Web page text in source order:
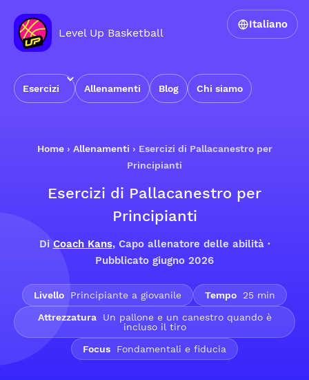
Level Up Basketball
Esercizi Allenamenti Blog Chi siamo
Italiano
Home› Allenamenti › Esercizi di Pallacanestro per
Principianti
Esercizi di Pallacanestro per
Principianti
Di Coach Kans, Capo allenatore delle abilità ·
Pubblicato giugno 2026
Livello Principiante a giovanile Tempo
25 min
Attrezzatura
Un pallone e un canestro quando è
incluso il tiro
Focus
Fondamentali e fiducia